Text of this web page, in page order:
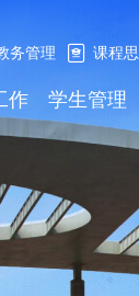
务管理 课程
作 学生管理